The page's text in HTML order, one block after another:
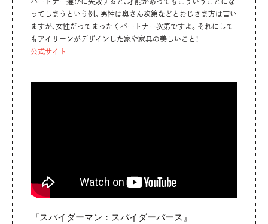
ってしまうという例。男性は奥さん次第などとおじさま方は言い
ますが、女性だってまったくパートナー次第ですよ。それにして
もアイリーンがデザインした家や家具の美しいこと！
公式サイト
『スパイダーマン：スパイダーバース』